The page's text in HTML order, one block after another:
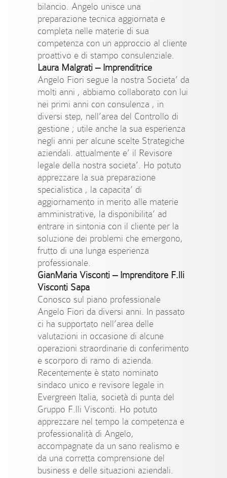
bilancio. Angelo unisce una
preparazione tecnica aggiornata e
completa nelle materie di sua
competenza con un approccio al cliente
proattivo e di stampo consulenziale.
Laura Malgrati – Imprenditrice
Angelo Fiori segue la nostra Societa’ da
molti anni , abbiamo collaborato con lui
nei primi anni con consulenza , in
diversi step, nell’area del Controllo di
gestione ; utile anche la sua esperienza
negli anni per alcune scelte Strategiche
aziendali. attualmente e’ il Revisore
legale della nostra societa’. Ho potuto
apprezzare la sua preparazione
specialistica , la capacita’ di
aggiornamento in merito alle materie
amministrative, la disponibilita’ ad
entrare in sintonia con il cliente per la
soluzione dei problemi che emergono,
frutto di una lunga esperienza
professionale.
GianMaria Visconti – Imprenditore F.lli
Visconti Sapa
Conosco sul piano professionale
Angelo Fiori da diversi anni. In passato
ci ha supportato nell’area delle
valutazioni in occasione di alcune
operazioni straordinarie di conferimento
e scorporo di ramo di azienda.
Recentemente è stato nominato
sindaco unico e revisore legale in
Evergreen Italia, società di punta del
Gruppo F.lli Visconti. Ho potuto
apprezzare nel tempo la competenza e
professionalità di Angelo,
accompagnate da un sano realismo e
da una corretta comprensione del
business e delle situazioni aziendali.